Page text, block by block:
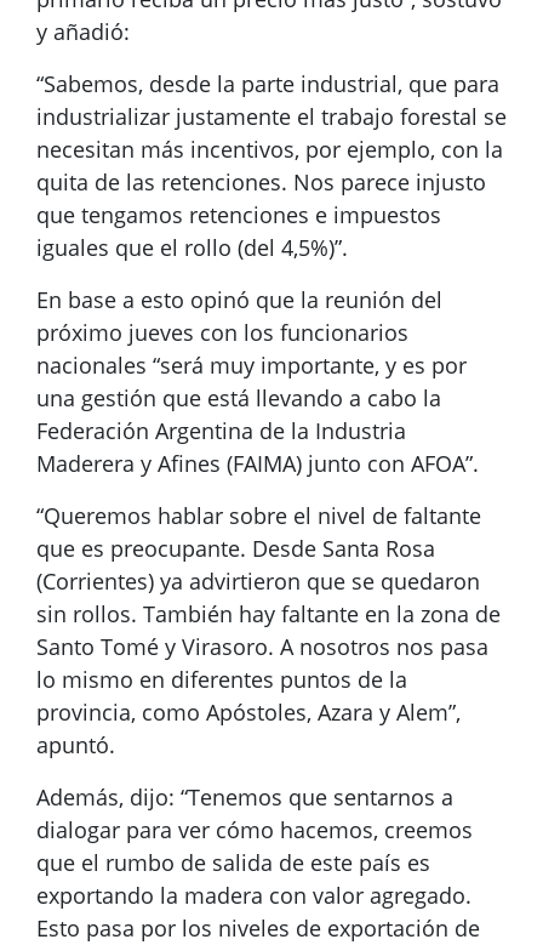
y añadió:
“Sabemos, desde la parte industrial, que para
industrializar justamente el trabajo forestal se
necesitan más incentivos, por ejemplo, con la
quita de las retenciones. Nos parece injusto
que tengamos retenciones e impuestos
iguales que el rollo (del 4,5%)”.
En base a esto opinó que la reunión del
próximo jueves con los funcionarios
nacionales “será muy importante, y es por
una gestión que está llevando a cabo la
Federación Argentina de la Industria
Maderera y Afines (FAIMA) junto con AFOA”.
“Queremos hablar sobre el nivel de faltante
que es preocupante. Desde Santa Rosa
(Corrientes) ya advirtieron que se quedaron
sin rollos. También hay faltante en la zona de
Santo Tomé y Virasoro. A nosotros nos pasa
lo mismo en diferentes puntos de la
provincia, como Apóstoles, Azara y Alem”,
apuntó.
Además, dijo: “Tenemos que sentarnos a
dialogar para ver cómo hacemos, creemos
que el rumbo de salida de este país es
exportando la madera con valor agregado.
Esto pasa por los niveles de exportación de